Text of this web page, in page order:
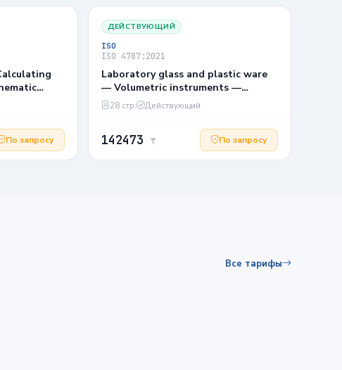
°C1,2
По запросу
ДЕЙСТВУЮЩИЙ
ISO
ISO 4787:2021
Laboratory glass and plastic ware
— Volumetric instruments —
Methods for testing of capacity and
for use
28 стр. Действующий
142473 ₸ По запросу
Все тарифы